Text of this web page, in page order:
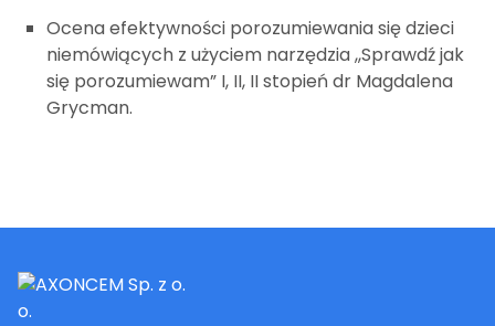
Ocena efektywności porozumiewania się dzieci
niemówiących z użyciem narzędzia ,,Sprawdź jak
się porozumiewam” I, II, II stopień dr Magdalena
Grycman.